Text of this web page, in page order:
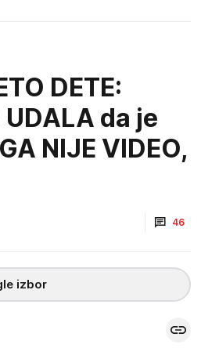
DETE:
da je
NIJE VIDEO,
46
izbor